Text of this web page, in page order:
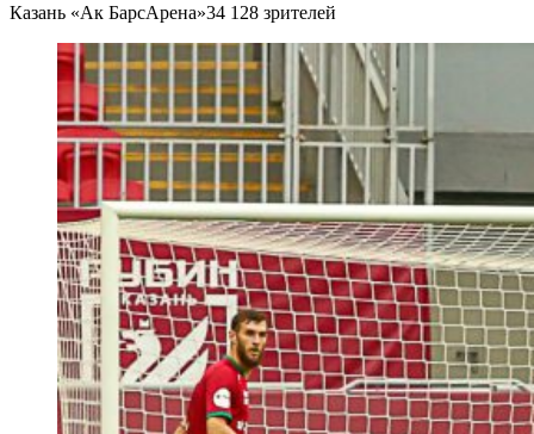
Казань «Ак БарсАрена»34 128 зрителей